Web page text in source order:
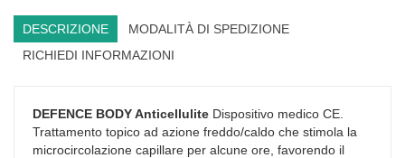
DESCRIZIONE
MODALITÀ DI SPEDIZIONE
RICHIEDI INFORMAZIONI
DEFENCE BODY Anticellulite Dispositivo medico CE.
Trattamento topico ad azione freddo/caldo che stimola la
microcircolazione capillare per alcune ore, favorendo il